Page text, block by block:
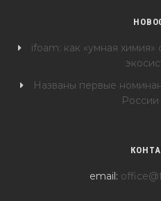
ifoam: как «умная
Названы первые
России
email: